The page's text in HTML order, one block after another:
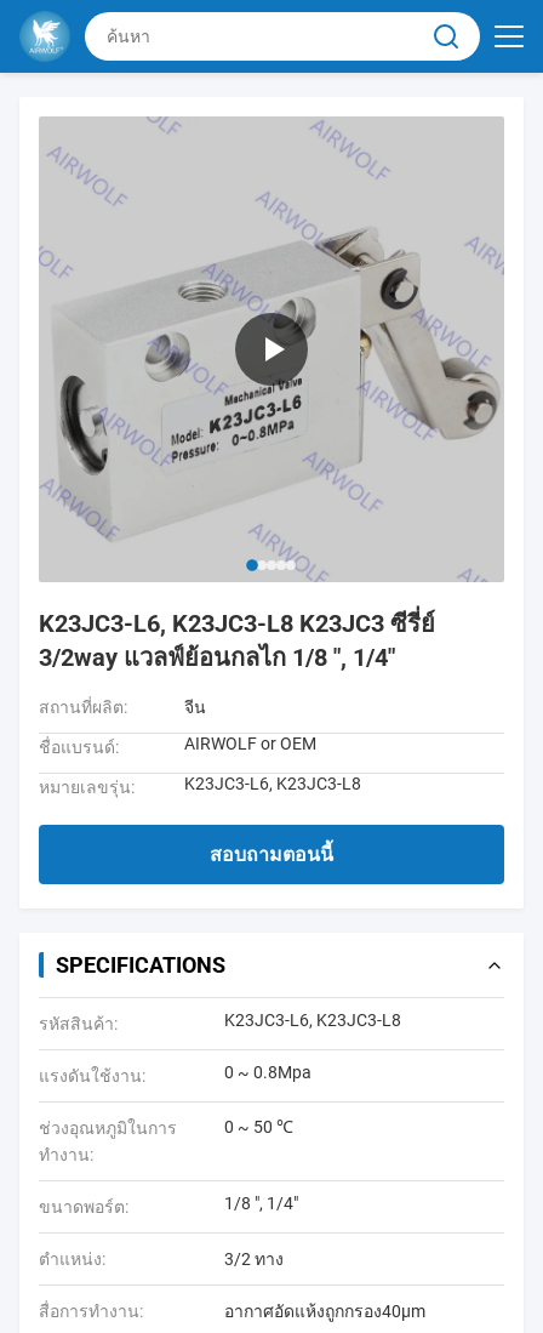
K23JC3-L6, K23JC3-L8 K23JC3 ซีรี่ย์
3/2way แวลฟ์ย้อนกลไก 1/8 ", 1/4"
สถานที่ผลิต: จีน
ชื่อแบรนด์: AIRWOLF or OEM
หมายเลขรุ่น: K23JC3-L6, K23JC3-L8
สอบถามตอนนี้
SPECIFICATIONS
รหัสสินค้า: K23JC3-L6, K23JC3-L8
แรงดันใช้งาน: 0 ~ 0.8Mpa
ช่วงอุณหภูมิในการ
ทำงาน:
0 ~ 50 ℃
ขนาดพอร์ต: 1/8 ", 1/4"
ตำแหน่ง: 3/2 ทาง
สื่อการทำงาน: อากาศอัดแห้งถูกกรอง40μm